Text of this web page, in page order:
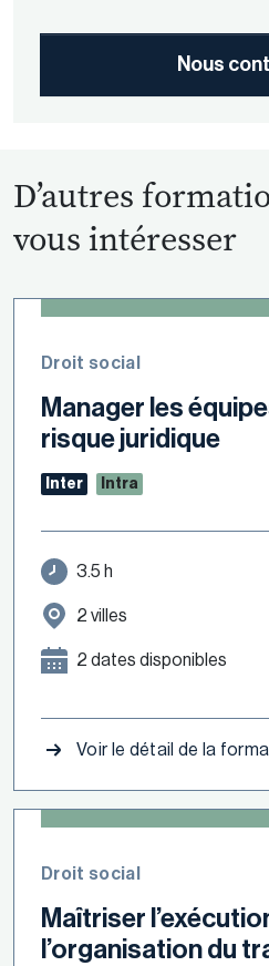
Nous
D’autres
vous intéresser
Droit social
Manager les
risque juridique
Inter Intra
3.5 h
2 villes
2 dates disponibles
Voir le détail de la
Droit social
Maîtriser
l’organisation du